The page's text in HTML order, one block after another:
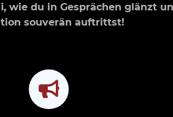
wie du in Gesprächen glänzt
souverän auftrittst!